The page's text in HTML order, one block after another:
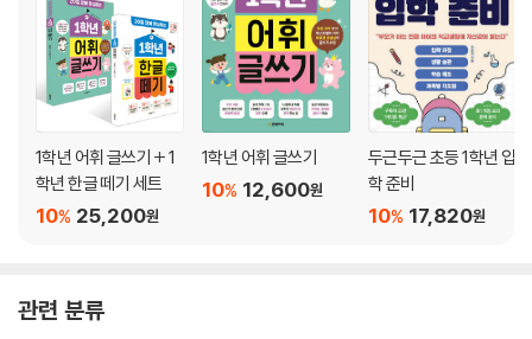
부모의 우울은 반추에서 시작한다
2부. 기준_기준은 아이의 거울이 되다
4. 기준이 있는 공부는 어떻게 가능한가?
기준이 있는 공부란 무엇인가?
공부 방법은 아이의 성향과 학년에 따라 다르다
※ 초등학생이 매일 해야 하는 필수 공부 3가지
멈춤의 시간이 아이를 자라게 한다
선행 학습 과연 정답일까?
1학년 어휘 글쓰기 + 1
학년 한글 떼기 세트
25,200원
10%
1학년 어휘 글쓰기
12,600원
10%
두근두근 초등 1학년 입
학 준비
17,820원
10%
관련 분류